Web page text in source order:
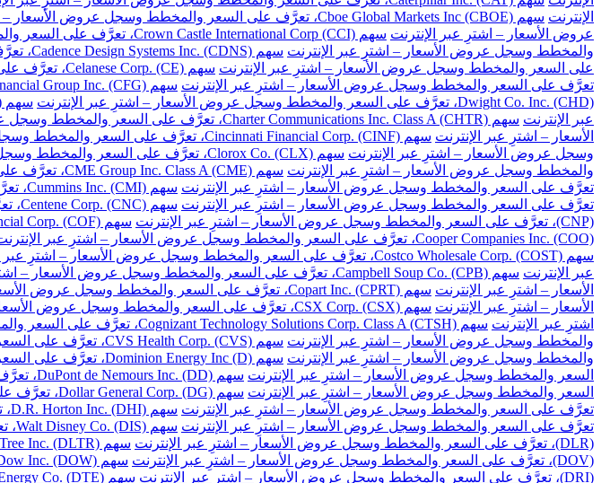
الإنترنت سهم Cboe Global Markets Inc (CBOE)، تعرَّف على السعر والمخطط وسجل عروض الأسعار – اشترِ عبر الإنترنت
عروض الأسعار – اشترِ عبر الإنترنت سهم Crown Castle International Corp (CCI)، تعرَّف على السعر والمخطط وسجل عروض الأسعار – اشترِ عبر الإنترنت
والمخطط وسجل عروض الأسعار – اشترِ عبر الإنترنت سهم Cadence Design Systems Inc. (CDNS)، تعرَّف على السعر والمخطط وسجل عروض الأسعار – اشترِ عبر الإنترنت
على السعر والمخطط وسجل عروض الأسعار – اشترِ عبر الإنترنت سهم Celanese Corp. (CE)، تعرَّف على السعر والمخطط وسجل عروض الأسعار – اشترِ عبر الإنترنت
تعرَّف على السعر والمخطط وسجل عروض الأسعار – اشترِ عبر الإنترنت سهم Citizens Financial Group Inc. (CFG)، تعرَّف على السعر والمخطط وسجل عروض الأسعار – اشترِ عبر الإنترنت
Dwight Co. Inc. (CHD)، تعرَّف على السعر والمخطط وسجل عروض الأسعار – اشترِ عبر الإنترنت
عبر الإنترنت سهم Charter Communications Inc. Class A (CHTR)، تعرَّف على السعر والمخطط وسجل عروض الأسعار – اشترِ عبر الإنترنت
الأسعار – اشترِ عبر الإنترنت سهم Cincinnati Financial Corp. (CINF)، تعرَّف على السعر والمخطط وسجل عروض الأسعار – اشترِ عبر الإنترنت
وسجل عروض الأسعار – اشترِ عبر الإنترنت سهم Clorox Co. (CLX)، تعرَّف على السعر والمخطط وسجل عروض الأسعار – اشترِ عبر الإنترنت
والمخطط وسجل عروض الأسعار – اشترِ عبر الإنترنت سهم CME Group Inc. Class A (CME)، تعرَّف على السعر والمخطط وسجل عروض الأسعار – اشترِ عبر الإنترنت
تعرَّف على السعر والمخطط وسجل عروض الأسعار – اشترِ عبر الإنترنت سهم Cummins Inc. (CMI)، تعرَّف على السعر والمخطط وسجل عروض الأسعار – اشترِ عبر الإنترنت
تعرَّف على السعر والمخطط وسجل عروض الأسعار – اشترِ عبر الإنترنت سهم Centene Corp. (CNC)، تعرَّف على السعر والمخطط وسجل عروض الأسعار – اشترِ عبر الإنترنت
(CNP)، تعرَّف على السعر والمخطط وسجل عروض الأسعار – اشترِ عبر الإنترنت
سهم Capital One Financial Corp. (COF)، تعرَّف على السعر والمخطط وسجل عروض الأسعار – اشترِ عبر الإنترنت
Cooper Companies Inc. (COO)، تعرَّف على السعر والمخطط وسجل عروض الأسعار – اشترِ عبر الإنترنت
سهم Costco Wholesale Corp. (COST)، تعرَّف على السعر والمخطط وسجل عروض الأسعار – اشترِ عبر الإنترنت
عبر الإنترنت سهم Campbell Soup Co. (CPB)، تعرَّف على السعر والمخطط وسجل عروض الأسعار – اشترِ عبر الإنترنت
الأسعار – اشترِ عبر الإنترنت سهم Copart Inc. (CPRT)، تعرَّف على السعر والمخطط وسجل عروض الأسعار – اشترِ عبر الإنترنت
الأسعار – اشترِ عبر الإنترنت سهم CSX Corp. (CSX)، تعرَّف على السعر والمخطط وسجل عروض الأسعار – اشترِ عبر الإنترنت
اشترِ عبر الإنترنت سهم Cognizant Technology Solutions Corp. Class A (CTSH)، تعرَّف على السعر والمخطط وسجل عروض الأسعار – اشترِ عبر الإنترنت
والمخطط وسجل عروض الأسعار – اشترِ عبر الإنترنت سهم CVS Health Corp. (CVS)، تعرَّف على السعر والمخطط وسجل عروض الأسعار – اشترِ عبر الإنترنت
والمخطط وسجل عروض الأسعار – اشترِ عبر الإنترنت سهم Dominion Energy Inc (D)، تعرَّف على السعر والمخطط وسجل عروض الأسعار – اشترِ عبر الإنترنت
السعر والمخطط وسجل عروض الأسعار – اشترِ عبر الإنترنت سهم DuPont de Nemours Inc. (DD)، تعرَّف على السعر والمخطط وسجل عروض الأسعار – اشترِ عبر الإنترنت
السعر والمخطط وسجل عروض الأسعار – اشترِ عبر الإنترنت سهم Dollar General Corp. (DG)، تعرَّف على السعر والمخطط وسجل عروض الأسعار – اشترِ عبر الإنترنت
تعرَّف على السعر والمخطط وسجل عروض الأسعار – اشترِ عبر الإنترنت سهم D.R. Horton Inc. (DHI)، تعرَّف على السعر والمخطط وسجل عروض الأسعار – اشترِ عبر الإنترنت
تعرَّف على السعر والمخطط وسجل عروض الأسعار – اشترِ عبر الإنترنت سهم Walt Disney Co. (DIS)، تعرَّف على السعر والمخطط وسجل عروض الأسعار – اشترِ عبر الإنترنت
(DLR)، تعرَّف على السعر والمخطط وسجل عروض الأسعار – اشترِ عبر الإنترنت
سهم Dollar Tree Inc. (DLTR)، تعرَّف على السعر والمخطط وسجل عروض الأسعار – اشترِ عبر الإنترنت
(DOV)، تعرَّف على السعر والمخطط وسجل عروض الأسعار – اشترِ عبر الإنترنت
سهم Dow Inc. (DOW)، تعرَّف على السعر والمخطط وسجل عروض الأسعار – اشترِ عبر الإنترنت
(DRI)، تعرَّف على السعر والمخطط وسجل عروض الأسعار – اشترِ عبر الإنترنت
سهم DTE Energy Co. (DTE)، تعرَّف على السعر والمخطط وسجل عروض الأسعار – اشترِ عبر الإنترنت